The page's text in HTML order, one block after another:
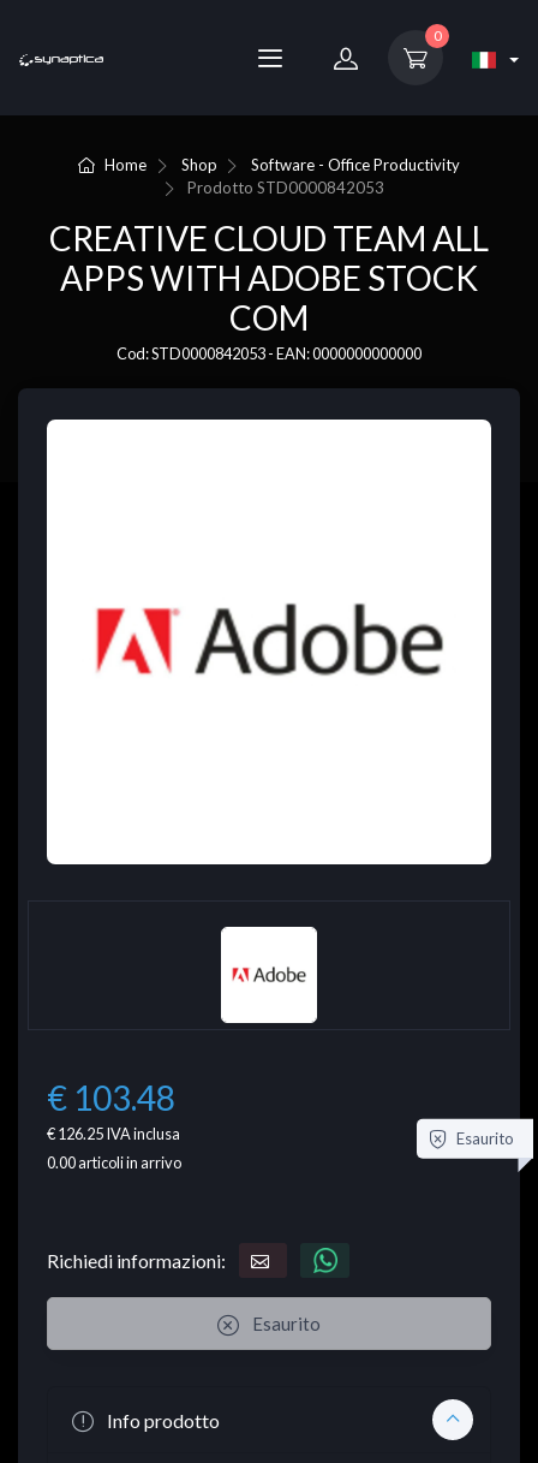
0
Home Shop
Software - Office Productivity
ProdottoSTD0000842053
CREATIVE CLOUD TEAM ALL
APPS WITH ADOBE STOCK
COM
Cod: STD0000842053 - EAN: 0000000000000
€ 103.48
€ 126.25IVA inclusa
0.00articoli in arrivo
Esaurito
Richiedi informazioni:
Esaurito
Info prodotto